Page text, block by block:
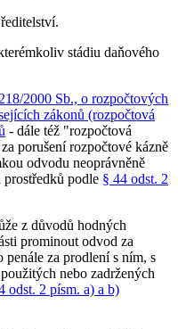
stádiu daňového
2000 Sb., o rozpočtových
zákonů (rozpočtová
- dále též "rozpočtová
porušení rozpočtové kázně
odvodu neoprávněně
prostředků podle § 44 odst. 2
z důvodů hodných
prominout odvod za
penále za prodlení s ním, s
nebo zadržených
odst. 2 písm. a) a b)